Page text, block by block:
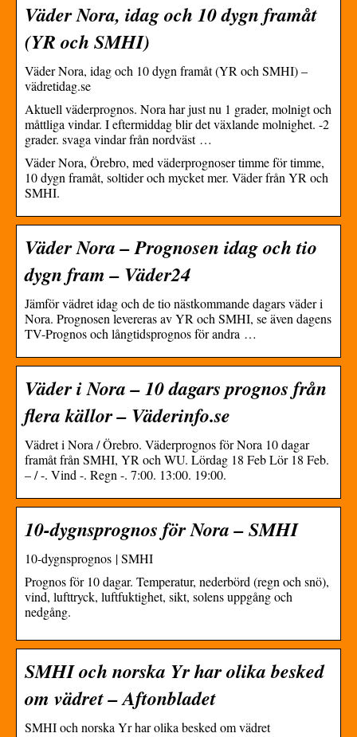
Väder Nora, idag och 10 dygn framåt
(YR och SMHI)
Väder Nora, idag och 10 dygn framåt (YR och SMHI) –
vädretidag.se
Aktuell väderprognos. Nora har just nu 1 grader, molnigt och
måttliga vindar. I eftermiddag blir det växlande molnighet. -2
grader. svaga vindar från nordväst …
Väder Nora, Örebro, med väderprognoser timme för timme,
10 dygn framåt, soltider och mycket mer. Väder från YR och
SMHI.
Väder Nora – Prognosen idag och tio
dygn fram – Väder24
Jämför vädret idag och de tio nästkommande dagars väder i
Nora. Prognosen levereras av YR och SMHI, se även dagens
TV-Prognos och långtidsprognos för andra …
Väder i Nora – 10 dagars prognos från
flera källor – Väderinfo.se
Vädret i Nora / Örebro. Väderprognos för Nora 10 dagar
framåt från SMHI, YR och WU. Lördag 18 Feb Lör 18 Feb.
– / -. Vind -. Regn -. 7:00. 13:00. 19:00.
10-dygnsprognos för Nora – SMHI
10-dygnsprognos | SMHI
Prognos för 10 dagar. Temperatur, nederbörd (regn och snö),
vind, lufttryck, luftfuktighet, sikt, solens uppgång och
nedgång.
SMHI och norska Yr har olika besked
om vädret – Aftonbladet
SMHI och norska Yr har olika besked om vädret